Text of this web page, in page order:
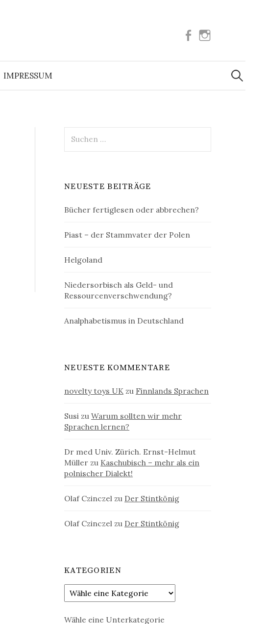
Facebook
IMPRESSUM
Suchen
nach:
nach:
NEUESTE BEITRÄGE
Bücher fertiglesen oder abbrechen?
Piast – der Stammvater der Polen
Helgoland
Niedersorbisch als Geld- und
Ressourcenverschwendung?
Analphabetismus in Deutschland
NEUESTE KOMMENTARE
novelty toys UK zu Finnlands Sprachen
Susi zuWarum sollten wir mehr
Sprachen lernen?
Dr med Univ. Zürich. Ernst-Helmut
Müller zu Kaschubisch – mehr als ein
polnischer Dialekt!
Olaf Czinczel zu Der Stintkönig
Olaf Czinczel zu Der Stintkönig
KATEGORIEN
Wähle eine Unterkategorie